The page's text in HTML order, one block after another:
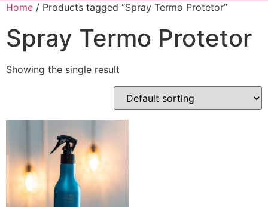
Home / Products tagged “Spray Termo Protetor”
Spray Termo Protetor
Showing the single result